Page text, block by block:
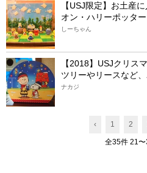
【USJ限定】お土産
オン・ハリーポッタ
しーちゃん
【2018】USJクリス
ツリーやリースなど
ナカジ
‹ 1 2
全35件 21〜